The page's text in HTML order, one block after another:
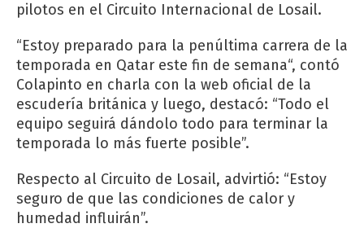
pilotos en el Circuito Internacional de Losail.
“Estoy preparado para la penúltima carrera de la
temporada en Qatar este fin de semana“, contó
Colapinto en charla con la web oficial de la
escudería británica y luego, destacó: “Todo el
equipo seguirá dándolo todo para terminar la
temporada lo más fuerte posible”.
Respecto al Circuito de Losail, advirtió: “Estoy
seguro de que las condiciones de calor y
humedad influirán”.